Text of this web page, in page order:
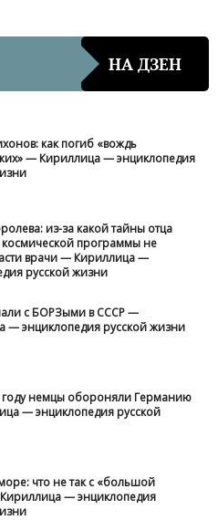
НА ДЗЕН
как погиб «вождь
— Кириллица — энциклопедия
из-за какой тайны отца
космической программы не
врачи — Кириллица —
русской жизни
с БОРЗыми в СССР —
— энциклопедия русской жизни
году немцы обороняли Германию
— энциклопедия русской
что не так с «большой
— энциклопедия